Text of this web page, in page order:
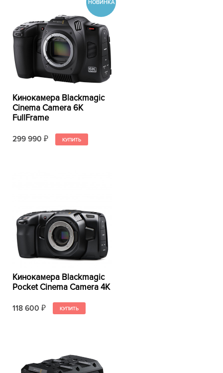
Кинокамера Blackmagic
Cinema Camera 6K
FullFrame
299 990 ₽
Кинокамера Blackmagic
Pocket Cinema Camera 4K
118 600 ₽